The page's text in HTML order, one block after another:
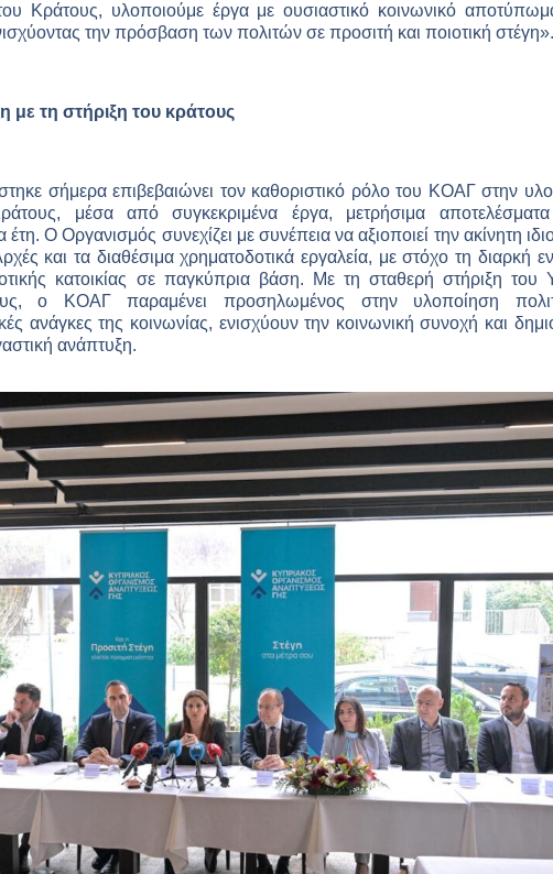
Κράτους, υλοποιούμε έργα με ουσιαστικό κοινωνικό
την πρόσβαση των πολιτών σε προσιτή και ποιοτική στέγη».
με τη στήριξη του κράτους
σήμερα επιβεβαιώνει τον καθοριστικό ρόλο του ΚΟΑΓ στην
μέσα από συγκεκριμένα έργα, μετρήσιμα
Ο Οργανισμός συνεχίζει με συνέπεια να αξιοποιεί την ακίνητη
και τα διαθέσιμα χρηματοδοτικά εργαλεία, με στόχο τη διαρκή
κατοικίας σε παγκύπρια βάση. Με τη σταθερή στήριξη του
ο ΚΟΑΓ παραμένει προσηλωμένος στην υλοποίηση
ανάγκες της κοινωνίας, ενισχύουν την κοινωνική συνοχή και
ανάπτυξη.